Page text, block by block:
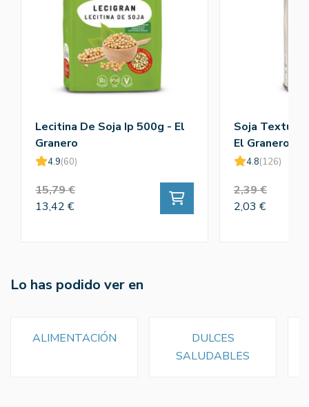
Lecitina De Soja Ip 500g - El
Granero
4.9(60)
15,79 €
13,42 €
Soja
El Granero
4.8(126)
2,39 €
2,03 €
Lo has podido ver en
ALIMENTACIÓN
DULCES
SALUDABLES